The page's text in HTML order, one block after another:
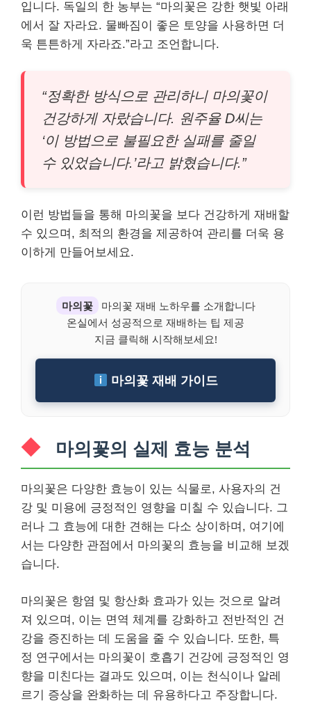
입니다. 독일의 한 농부는 “마의꽃은 강한 햇빛 아래
에서 잘 자라요. 물빠짐이 좋은 토양을 사용하면 더
욱 튼튼하게 자라죠.”라고 조언합니다.
“정확한 방식으로 관리하니 마의꽃이
건강하게 자랐습니다. 원주율 D씨는
‘이 방법으로 불필요한 실패를 줄일
수 있었습니다.’라고 밝혔습니다.”
이런 방법들을 통해 마의꽃을 보다 건강하게 재배할
수 있으며, 최적의 환경을 제공하여 관리를 더욱 용
이하게 만들어보세요.
마의꽃
마의꽃 재배 노하우를 소개합니다
온실에서 성공적으로 재배하는 팁 제공
지금 클릭해 시작해보세요!
마의꽃 재배 가이드
마의꽃의 실제 효능 분석
마의꽃은 다양한 효능이 있는 식물로, 사용자의 건
강 및 미용에 긍정적인 영향을 미칠 수 있습니다. 그
러나 그 효능에 대한 견해는 다소 상이하며, 여기에
서는 다양한 관점에서 마의꽃의 효능을 비교해 보겠
습니다.
마의꽃은 항염 및 항산화 효과가 있는 것으로 알려
져 있으며, 이는 면역 체계를 강화하고 전반적인 건
강을 증진하는 데 도움을 줄 수 있습니다. 또한, 특
정 연구에서는 마의꽃이 호흡기 건강에 긍정적인 영
향을 미친다는 결과도 있으며, 이는 천식이나 알레
르기 증상을 완화하는 데 유용하다고 주장합니다.